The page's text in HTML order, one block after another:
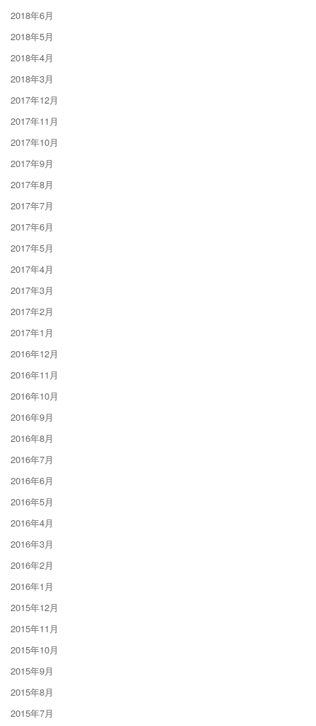
2018年6月
2018年5月
2018年4月
2018年3月
2017年12月
2017年11月
2017年10月
2017年9月
2017年8月
2017年7月
2017年6月
2017年5月
2017年4月
2017年3月
2017年2月
2017年1月
2016年12月
2016年11月
2016年10月
2016年9月
2016年8月
2016年7月
2016年6月
2016年5月
2016年4月
2016年3月
2016年2月
2016年1月
2015年12月
2015年11月
2015年10月
2015年9月
2015年8月
2015年7月